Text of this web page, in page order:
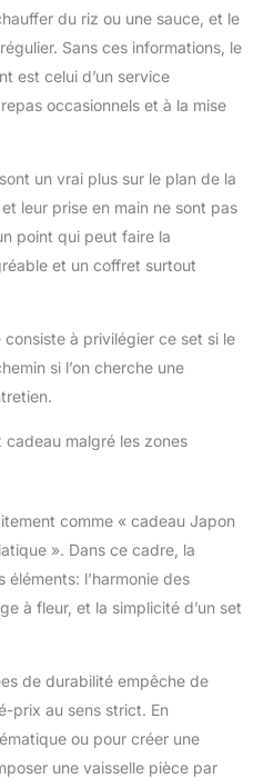
du riz ou une sauce, et le
Sans ces informations, le
est celui d’un service
occasionnels et à la mise
un vrai plus sur le plan de la
leur prise en main ne sont pas
point qui peut faire la
et un coffret surtout
à privilégier ce set si le
si l’on cherche une
malgré les zones
comme « cadeau Japon
». Dans ce cadre, la
l’harmonie des
à fleur, et la simplicité d’un set
de durabilité empêche de
prix au sens strict. En
ou pour créer une
une vaisselle pièce par